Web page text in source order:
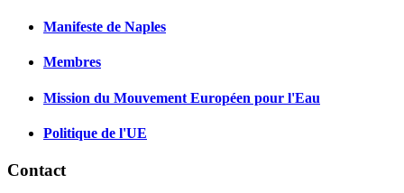
Manifeste de Naples
Membres
Mission du Mouvement Européen pour l'Eau
Politique de l'UE
Contact